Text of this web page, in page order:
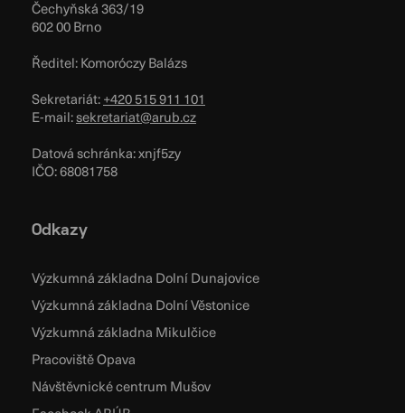
Čechyňská 363/19
602 00 Brno
Ředitel: Komoróczy Balázs
Sekretariát:+420 515 911 101
E-mail:sekretariat@arub.cz
Datová schránka: xnjf5zy
IČO: 68081758
Odkazy
Výzkumná základna Dolní Dunajovice
Výzkumná základna Dolní Věstonice
Výzkumná základna Mikulčice
Pracoviště Opava
Návštěvnické centrum Mušov